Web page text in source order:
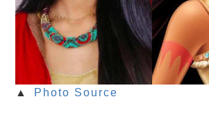
▲ Photo Source